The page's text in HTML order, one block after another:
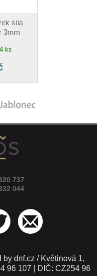
síla
3mm
ks
737
044
dnf.cz / Květinová 1,
96 107 | DIČ: CZ254 96